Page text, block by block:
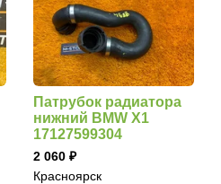
Патрубок радиатора
нижний BMW X1
17127599304
2 060
Красноярск